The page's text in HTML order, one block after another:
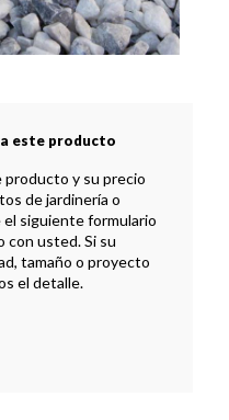
este producto
producto y su precio
de jardinería o
el siguiente formulario
con usted. Si su
tamaño o proyecto
el detalle.